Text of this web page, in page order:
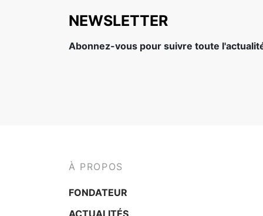
NEWSLETTER
Abonnez-vous pour suivre toute
À PROPOS
FONDATEUR